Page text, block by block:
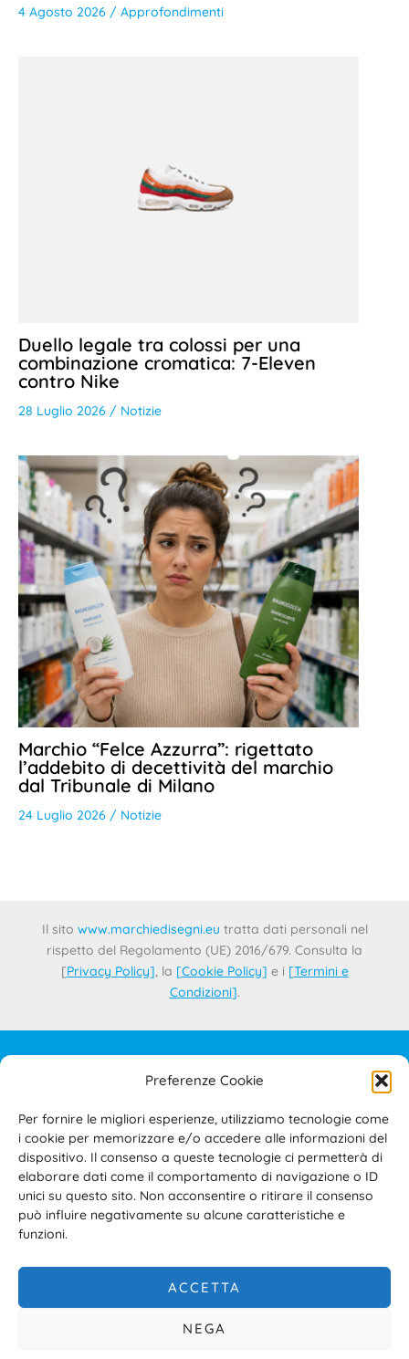
Preferenze Cookie
Per fornire le migliori esperienze, utilizziamo tecnologie come
i cookie per memorizzare e/o accedere alle informazioni del
dispositivo. Il consenso a queste tecnologie ci permetterà di
elaborare dati come il comportamento di navigazione o ID
unici su questo sito. Non acconsentire o ritirare il consenso
può influire negativamente su alcune caratteristiche e
funzioni.
ACCETTA
NEGA
4 Agosto 2026 / Approfondimenti
Duello legale tra colossi per una
combinazione cromatica: 7-Eleven
contro Nike
28 Luglio 2026 / Notizie
Marchio “Felce Azzurra”: rigettato
l’addebito di decettività del marchio
dal Tribunale di Milano
24 Luglio 2026 / Notizie
Il sito www.marchiedisegni.eu tratta dati personali nel
rispetto del Regolamento (UE) 2016/679. Consulta la
[Privacy Policy], la [Cookie Policy] e i [Termini e
Condizioni].
IL PROGETTO
PRIVACY POLICY
COOKIE POLICY
TERMINI E CONDIZIONI D’USO DEL SITO E DELL’AREA
RISERVATA
ACCESSIBILITÀ